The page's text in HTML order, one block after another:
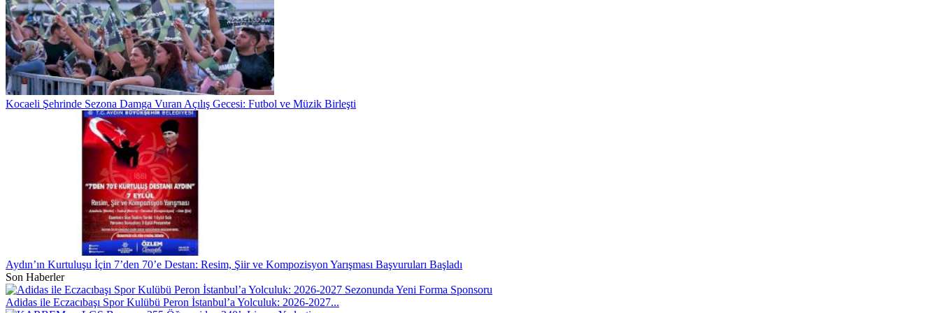
Kocaeli Şehrinde Sezona Damga Vuran Açılış Gecesi: Futbol ve Müzik Birleşti
Aydın’ın Kurtuluşu İçin 7’den 70’e Destan: Resim, Şiir ve Kompozisyon Yarışması Başvuruları Başladı
Son Haberler
Adidas ile Eczacıbaşı Spor Kulübü Peron İstanbul’a Yolculuk: 2026-2027...